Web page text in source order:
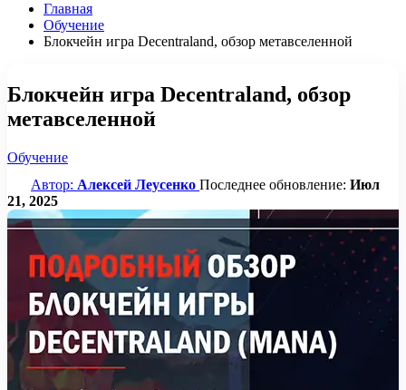
Главная
Обучение
Блокчейн игра Decentraland, обзор метавселенной
Блокчейн игра Decentraland, обзор
метавселенной
Обучение
Автор: Алексей Леусенко Последнее обновление: Июл
21, 2025